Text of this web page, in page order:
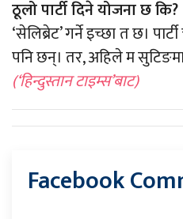
ठूलो पार्टी दिने योजना छ कि?
‘सेलिब्रेट’ गर्ने इच्छा त छ।
पनि छन्। तर, अहिले म
(‘हिन्दुस्तान टाइम्स’बाट)
Facebook